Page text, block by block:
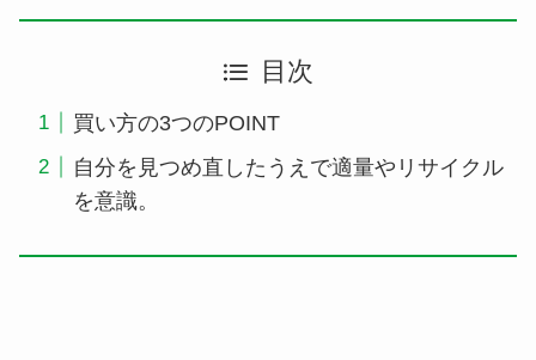
目次
買い方の3つのPOINT
自分を見つめ直したうえで適量やリサイクル
を意識。